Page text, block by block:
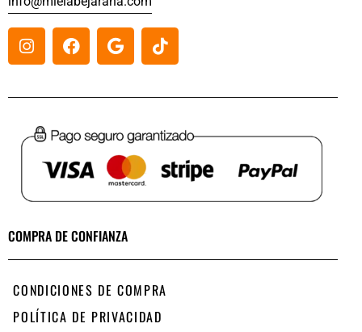
COMPRA DE CONFIANZA
CONDICIONES DE COMPRA
POLÍTICA DE PRIVACIDAD